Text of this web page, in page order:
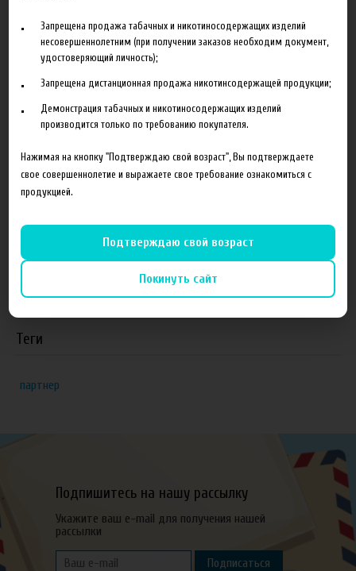
Новинка. Новые наборы в линейке Heroes Farm.
Подробнее
Партнеры
"ZEUS", г. Санкт-Петербург
VapeReserve, г. Ульяновск
ЁЖивика Vape, г. Омск
Elite Vapor Club, г. Гулькевичи Краснодарский край
Подробнее
Теги
партнер
Подпишитесь на нашу рассылку
Укажите ваш e-mail для получения нашей
рассылки
Подписаться
Запрещена продажа табачных и никотиносодержащих изделий
несовершеннолетним (при получении заказов необходим документ,
удостоверяющий личность);
Запрещена дистанционная продажа никотинсодержащей продукции;
Демонстрация табачных и никотиносодержащих изделий
производится только по требованию покупателя.
Нажимая на кнопку "Подтверждаю свой возраст", Вы подтверждаете
свое совершеннолетие и выражаете свое требование ознакомиться с
продукцией.
Подтверждаю свой возраст
Покинуть сайт